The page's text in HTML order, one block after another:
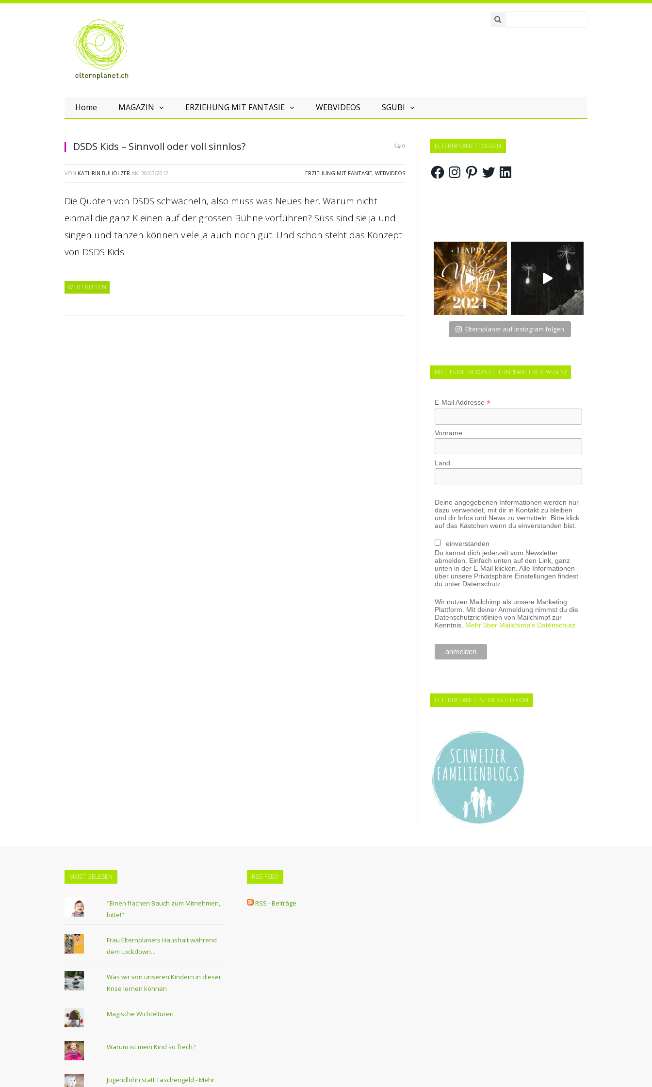
Home MAGAZIN ERZIEHUNG MIT FANTASIE WEBVIDEOS SGUBI
DSDS Kids – Sinnvoll oder voll sinnlos? 0
VON KATHRIN BUHOLZER AM 30/03/2012 ERZIEHUNG MIT FANTASIE, WEBVIDEOS
Die Quoten von DSDS schwächeln, also muss was Neues her. Warum nicht
einmal die ganz Kleinen auf der grossen Bühne vorführen? Süss sind sie ja und
singen und tanzen können viele ja auch noch gut. Und schon steht das Konzept
von DSDS Kids.
WEITERLESEN
ELTERNPLANET FOLGEN
FacebookInstagramPinterestTwitterLinkedIn
Elternplanet auf Instagram folgen
NICHTS MEHR VON ELTERNPLANET VERPASSEN!
E-Mail Addresse *
Vorname
Land
Deine angegebenen Informationen werden nur
dazu verwendet, mit dir in Kontakt zu bleiben
und dir Infos und News zu vermitteln. Bitte klick
auf das Kästchen wenn du einverstanden bist.
einverstanden
Du kannst dich jederzeit vom Newsletter
abmelden. Einfach unten auf den Link, ganz
unten in der E-Mail klicken. Alle Informationen
über unsere Privatsphäre Einstellungen findest
du unter Datenschutz
Wir nutzen Mailchimp als unsere Marketing
Plattform. Mit deiner Anmeldung nimmst du die
Datenschutzrichtlinien von Mailchimpf zur
Kenntnis. Mehr über Mailchimp's Datenschutz.
ELTERNPLANET IST MITGLIED VON
MEIST GELESEN
"Einen flachen Bauch zum Mitnehmen,
bitte!"
Frau Elternplanets Haushalt während
dem Lockdown...
Was wir von unseren Kindern in dieser
Krise lernen können
Magische Wichteltüren
Warum ist mein Kind so frech?
Jugendlohn statt Taschengeld - Mehr
RSS-FEED
RSS - Beiträge